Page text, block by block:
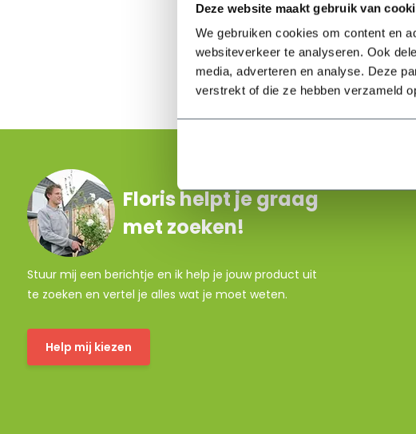
Deze website maakt gebruik van
We gebruiken cookies om content en
websiteverkeer te analyseren. Ook
media, adverteren en analyse. Deze
verstrekt of die ze hebben verzameld
Floris helpt je graag
met zoeken!
Stuur mij een berichtje en ik help je jouw product uit
te zoeken en vertel je alles wat je moet weten.
Help mij kiezen